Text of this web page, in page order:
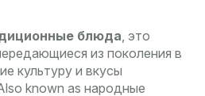
блюда, это
из поколения в
культуру и вкусы
known as народные